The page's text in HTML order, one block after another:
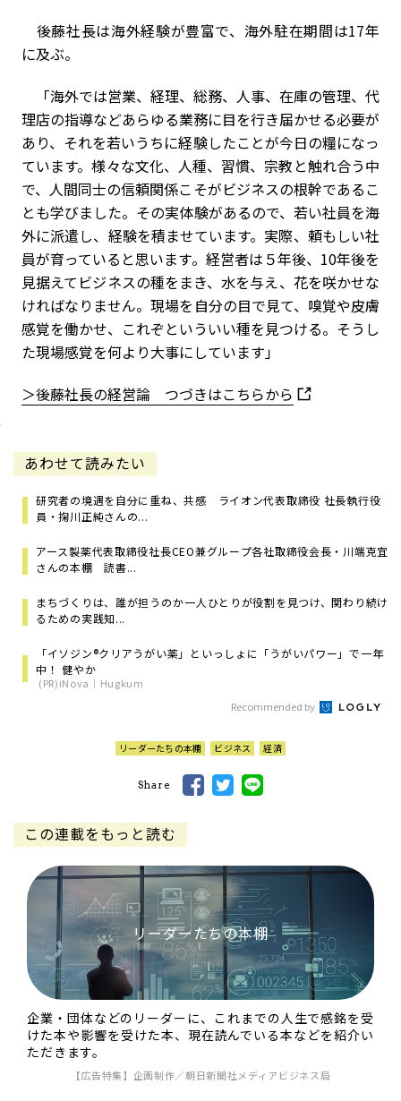
後藤社長は海外経験が豊富で、海外駐在期間は17年
に及ぶ。
「海外では営業、経理、総務、人事、在庫の管理、代
理店の指導などあらゆる業務に目を行き届かせる必要が
あり、それを若いうちに経験したことが今日の糧になっ
ています。様々な文化、人種、習慣、宗教と触れ合う中
で、人間同士の信頼関係こそがビジネスの根幹であるこ
とも学びました。その実体験があるので、若い社員を海
外に派遣し、経験を積ませています。実際、頼もしい社
員が育っていると思います。経営者は５年後、10年後を
見据えてビジネスの種をまき、水を与え、花を咲かせな
ければなりません。現場を自分の目で見て、嗅覚や皮膚
感覚を働かせ、これぞといういい種を見つける。そうし
た現場感覚を何より大事にしています」
＞後藤社長の経営論 つづきはこちらから
あわせて読みたい
研究者の境遇を自分に重ね、共感 ライオン代表取締役 社長執行役
員・掬川正純さんの...
アース製薬代表取締役社長CEO兼グループ各社取締役会長・川端克宜
さんの本棚 読書...
まちづくりは、誰が担うのか――一人ひとりが役割を見つけ、関わり続け
るための実践知...
「イソジン®クリアうがい薬」といっしょに「うがいパワー」で一年
中！ 健やか
(PR)iNova｜Hugkum
Recommended by
リーダーたちの本棚 ビジネス 経済
Share
この連載をもっと読む
リーダーたちの本棚
企業・団体などのリーダーに、これまでの人生で感銘を受
けた本や影響を受けた本、現在読んでいる本などを紹介い
ただきます。
【広告特集】企画制作／朝日新聞社メディアビジネス局